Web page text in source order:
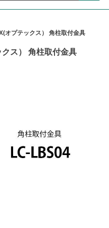
オプテックス） 角柱取付金具
ス） 角柱取付金具